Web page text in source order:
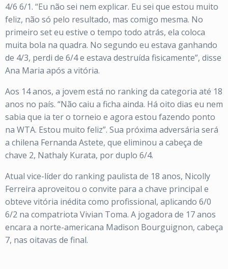
4/6 6/1. “Eu não sei nem explicar. Eu sei que estou muito
feliz, não só pelo resultado, mas comigo mesma. No
primeiro set eu estive o tempo todo atrás, ela coloca
muita bola na quadra. No segundo eu estava ganhando
de 4/3, perdi de 6/4 e estava destruída fisicamente”, disse
Ana Maria após a vitória.
Aos 14 anos, a jovem está no ranking da categoria até 18
anos no país. “Não caiu a ficha ainda. Há oito dias eu nem
sabia que ia ter o torneio e agora estou fazendo ponto
na WTA. Estou muito feliz”. Sua próxima adversária será
a chilena Fernanda Astete, que eliminou a cabeça de
chave 2, Nathaly Kurata, por duplo 6/4.
Atual vice-líder do ranking paulista de 18 anos, Nicolly
Ferreira aproveitou o convite para a chave principal e
obteve vitória inédita como profissional, aplicando 6/0
6/2 na compatriota Vivian Toma. A jogadora de 17 anos
encara a norte-americana Madison Bourguignon, cabeça
7, nas oitavas de final.